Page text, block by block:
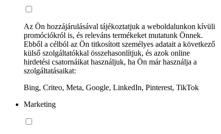
Az Ön hozzájárulásával tájékoztatjuk a weboldalunkon kívüli
promóciókról is, és releváns termékeket mutatunk Önnek.
Ebből a célból az Ön titkosított személyes adatait a következő
külső szolgáltatókkal összehasonlítjuk, és azok online
hirdetési csatornáikat használjuk, ha Ön már használja a
szolgáltatásaikat:
Bing, Criteo, Meta, Google, LinkedIn, Pinterest, TikTok
Marketing